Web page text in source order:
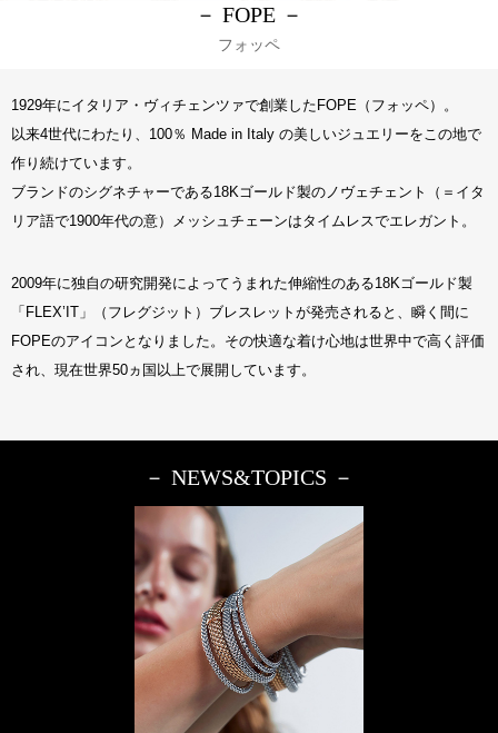
－ FOPE －
フォッペ
1929年にイタリア・ヴィチェンツァで創業したFOPE（フォッペ）。
以来4世代にわたり、100％ Made in Italy の美しいジュエリーをこの地で
作り続けています。
ブランドのシグネチャーである18Kゴールド製のノヴェチェント（＝イタ
リア語で1900年代の意）メッシュチェーンはタイムレスでエレガント。
2009年に独自の研究開発によってうまれた伸縮性のある18Kゴールド製
「FLEX’IT」（フレグジット）ブレスレットが発売されると、瞬く間に
FOPEのアイコンとなりました。その快適な着け心地は世界中で高く評価
され、現在世界50ヵ国以上で展開しています。
－ NEWS&TOPICS －